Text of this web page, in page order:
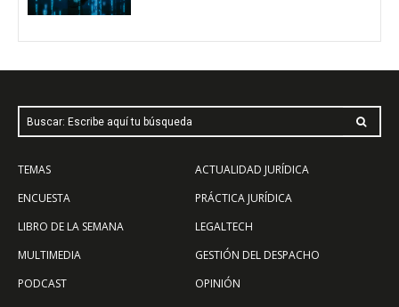
Buscar: Escribe aquí tu búsqueda
TEMAS
ENCUESTA
LIBRO DE LA SEMANA
MULTIMEDIA
PODCAST
ACTUALIDAD JURÍDICA
PRÁCTICA JURÍDICA
LEGALTECH
GESTIÓN DEL DESPACHO
OPINIÓN